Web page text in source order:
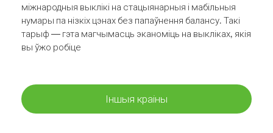
міжнародныя выклікі на стацыянарныя і мабільныя
нумары па нізкіх цэнах без папаўнення балансу. Такі
тарыф — гэта магчымасць эканоміць на выкліках, якія
вы ўжо робіце
Іншыя краіны